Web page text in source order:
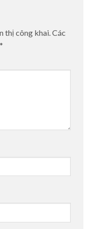
thị công khai. Các
*